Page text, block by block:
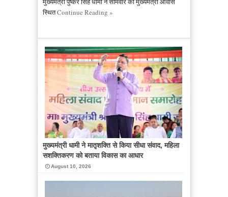
स्थितContinue Reading »
मुख्यमंत्री धामी ने मातृशक्ति से किया सीधा संवाद, महिला
सशक्तिकरण को बताया विकास का आधार
August 10, 2026